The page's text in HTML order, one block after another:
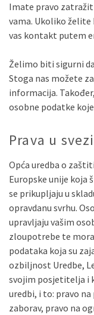
Imate pravo
vama. Ukoliko
vas kontakt putem
Želimo biti sigurni
Stoga nas možete
informacija.
osobne podatke
Prava u
Opća uredba o
Europske unije koja
se prikupljaju u
opravdanu svrhu.
upravljaju vašim
zloupotrebe te
podataka koja su
ozbiljnost Uredbe,
svojim posjetitelja i
uredbi, i to: pravo
zaborav, pravo na